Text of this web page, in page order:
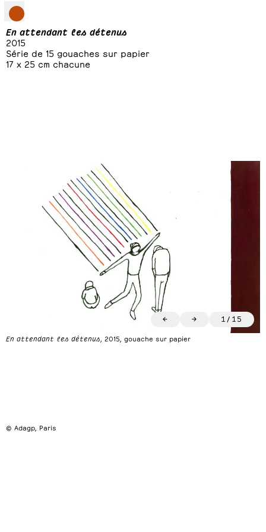
En attendant les détenus
2015
Série de 15 gouaches sur papier
17 x 25 cm chacune
© Adagp, Paris
← → 1 / 15
En attendant les détenus, 2015, gouache sur papier